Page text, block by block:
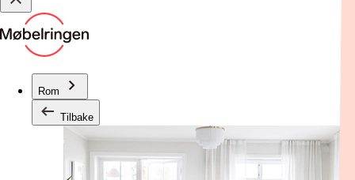
Rom
Tilbake